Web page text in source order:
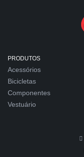
PRODUTOS
Acessórios
Bicicletas
Componentes
Vestuário